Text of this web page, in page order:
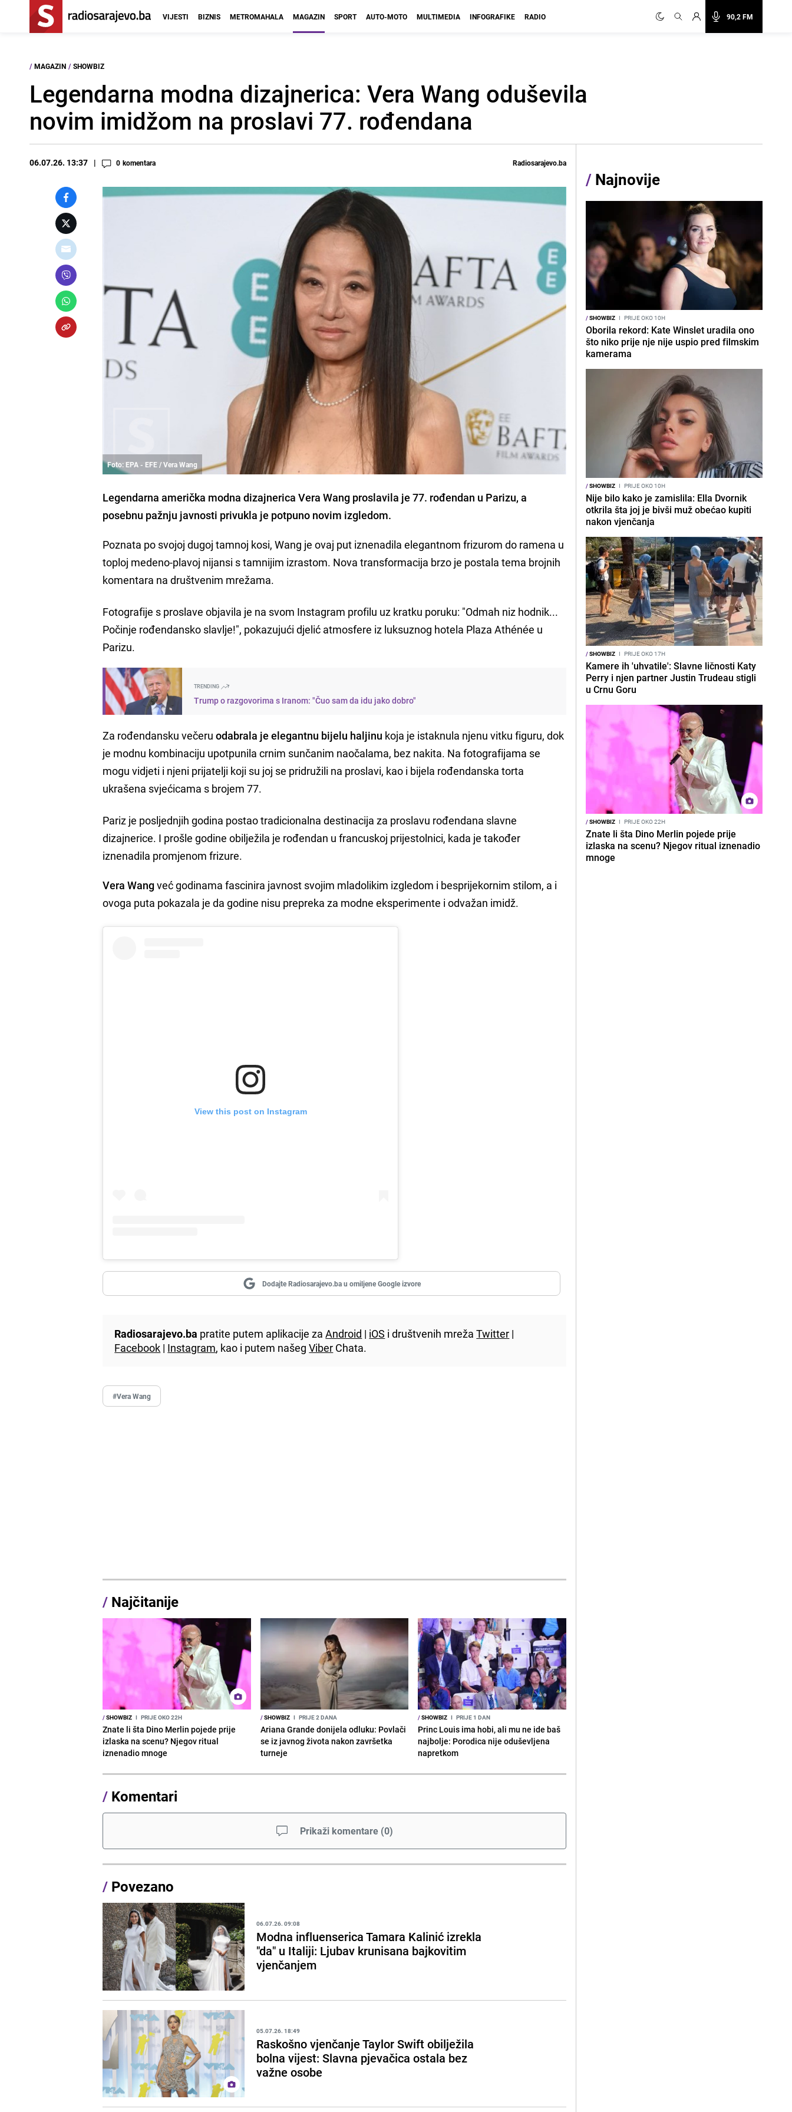
90,2 FM
VIJESTI BIZNIS METROMAHALA MAGAZIN SPORT AUTO-MOTO MULTIMEDIA INFOGRAFIKE RADIO
/ MAGAZIN / SHOWBIZ
Legendarna modna dizajnerica: Vera Wang oduševila
novim imidžom na proslavi 77. rođendana
06.07.26. 13:37 0 komentara Radiosarajevo.ba
Foto: EPA - EFE / Vera Wang
Legendarna američka modna dizajnerica Vera Wang proslavila je 77. rođendan u Parizu, a
posebnu pažnju javnosti privukla je potpuno novim izgledom.
Poznata po svojoj dugoj tamnoj kosi, Wang je ovaj put iznenadila elegantnom frizurom do ramena u
toploj medeno-plavoj nijansi s tamnijim izrastom. Nova transformacija brzo je postala tema brojnih
komentara na društvenim mrežama.
Fotografije s proslave objavila je na svom Instagram profilu uz kratku poruku: "Odmah niz hodnik...
Počinje rođendansko slavlje!", pokazujući djelić atmosfere iz luksuznog hotela Plaza Athénée u
Parizu.
TRENDING
Trump o razgovorima s Iranom: "Čuo sam da idu jako dobro"
Za rođendansku večeruodabrala je elegantnu bijelu haljinu koja je istaknula njenu vitku figuru, dok
je modnu kombinaciju upotpunila crnim sunčanim naočalama, bez nakita. Na fotografijama se
mogu vidjeti i njeni prijatelji koji su joj se pridružili na proslavi, kao i bijela rođendanska torta
ukrašena svjećicama s brojem 77.
Pariz je posljednjih godina postao tradicionalna destinacija za proslavu rođendana slavne
dizajnerice. I prošle godine obilježila je rođendan u francuskoj prijestolnici, kada je također
iznenadila promjenom frizure.
Vera Wangveć godinama fascinira javnost svojim mladolikim izgledom i besprijekornim stilom, a i
ovoga puta pokazala je da godine nisu prepreka za modne eksperimente i odvažan imidž.
View this post on Instagram
Dodajte Radiosarajevo.ba u omiljene Google izvore
Radiosarajevo.ba pratite putem aplikacije zaAndroid | iOS i društvenih mrežaTwitter |
Facebook | Instagram, kao i putem našegViber Chata.
#Vera Wang
/ Najčitanije
/SHOWBIZ I PRIJE OKO 22H
Znate li šta Dino Merlin pojede prije
izlaska na scenu? Njegov ritual
iznenadio mnoge
/SHOWBIZ I PRIJE 2 DANA
Ariana Grande donijela odluku: Povlači
se iz javnog života nakon završetka
turneje
/SHOWBIZ I PRIJE 1 DAN
Princ Louis ima hobi, ali mu ne ide baš
najbolje: Porodica nije oduševljena
napretkom
/ Komentari
Prikaži komentare (0)
/ Povezano
06.07.26. 09:08
Modna influenserica Tamara Kalinić izrekla
"da" u Italiji: Ljubav krunisana bajkovitim
vjenčanjem
05.07.26. 18:49
Raskošno vjenčanje Taylor Swift obilježila
bolna vijest: Slavna pjevačica ostala bez
važne osobe
/ Najnovije
/SHOWBIZ I PRIJE OKO 10H
Oborila rekord: Kate Winslet uradila ono
što niko prije nje nije uspio pred filmskim
kamerama
/SHOWBIZ I PRIJE OKO 10H
Nije bilo kako je zamislila: Ella Dvornik
otkrila šta joj je bivši muž obećao kupiti
nakon vjenčanja
/SHOWBIZ I PRIJE OKO 17H
Kamere ih 'uhvatile': Slavne ličnosti Katy
Perry i njen partner Justin Trudeau stigli
u Crnu Goru
/SHOWBIZ I PRIJE OKO 22H
Znate li šta Dino Merlin pojede prije
izlaska na scenu? Njegov ritual iznenadio
mnoge